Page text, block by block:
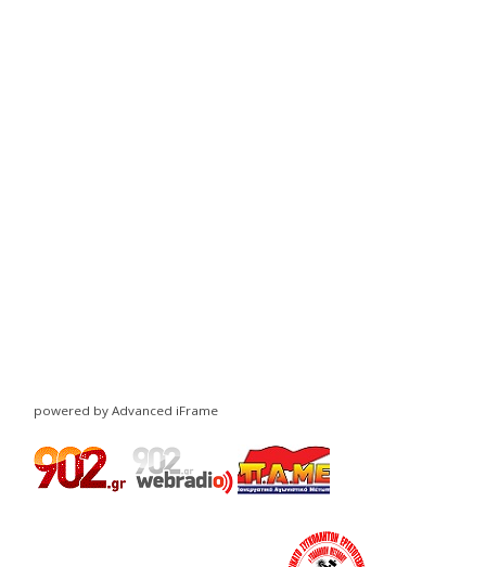
powered by Advanced iFrame